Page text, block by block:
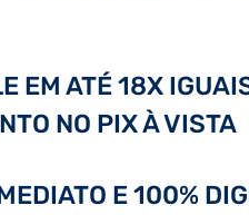
EM ATÉ 18X
NO PIX À VISTA
E 100%